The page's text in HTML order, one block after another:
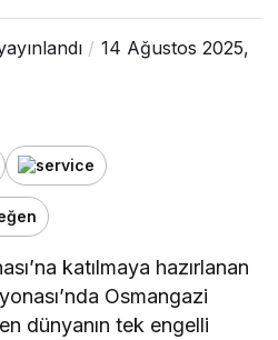
14 Ağustos 2025,
katılmaya hazırlanan
Osmangazi
dünyanın tek engelli